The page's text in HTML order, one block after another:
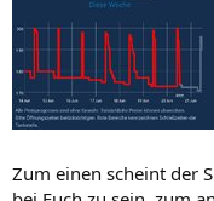
Zum einen scheint der